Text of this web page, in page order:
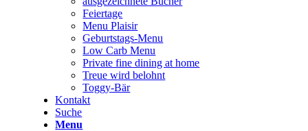
Feiertage
Menu Plaisir
Geburtstags-Menu
Low Carb Menu
Private fine dining at home
Treue wird belohnt
Toggy-Bär
Kontakt
Suche
Menu